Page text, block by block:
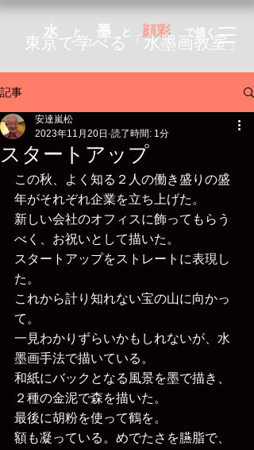
水 と 墨 と 顔彩 で描く
東京で学べる「水墨画教室」
記事
スタートアップ
安達嵐松
2023年11月20日 読了時間: 1分
この秋、よく知る２人の働き盛りの盛
年がそれぞれ企業を立ち上げた。
新しい会社のオフィスに飾ってもらう
べく、お祝いとして描いた。
スタートアップをストレートに表現し
た。
これから計り知れない宝の山に向かっ
て。
一見わかりずらいかもしれないが、水
墨画手法で描いている。
和紙にバックとなる風景を墨で描き、
２種の金泥で森を描いた。
最後に胡粉を使って鶴を。
額も凝っている。めでたさを臙脂で、